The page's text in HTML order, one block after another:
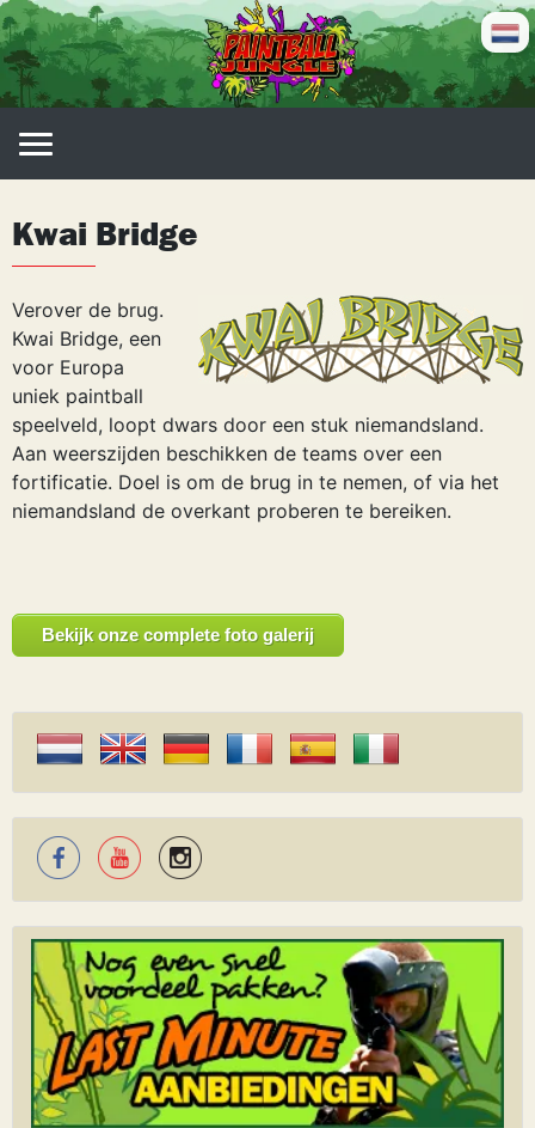
Skip
to
content
Kwai Bridge
Verover de brug.
Kwai Bridge, een
voor Europa
uniek paintball
speelveld, loopt dwars door een stuk niemandsland.
Aan weerszijden beschikken de teams over een
fortificatie. Doel is om de brug in te nemen, of via het
niemandsland de overkant proberen te bereiken.
Bekijk onze complete foto galerij